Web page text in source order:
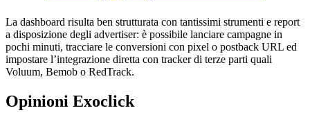
La dashboard risulta ben strutturata con tantissimi strumenti e report
a disposizione degli advertiser: è possibile lanciare campagne in
pochi minuti, tracciare le conversioni con pixel o postback URL ed
impostare l’integrazione diretta con tracker di terze parti quali
Voluum, Bemob o RedTrack.
Opinioni Exoclick